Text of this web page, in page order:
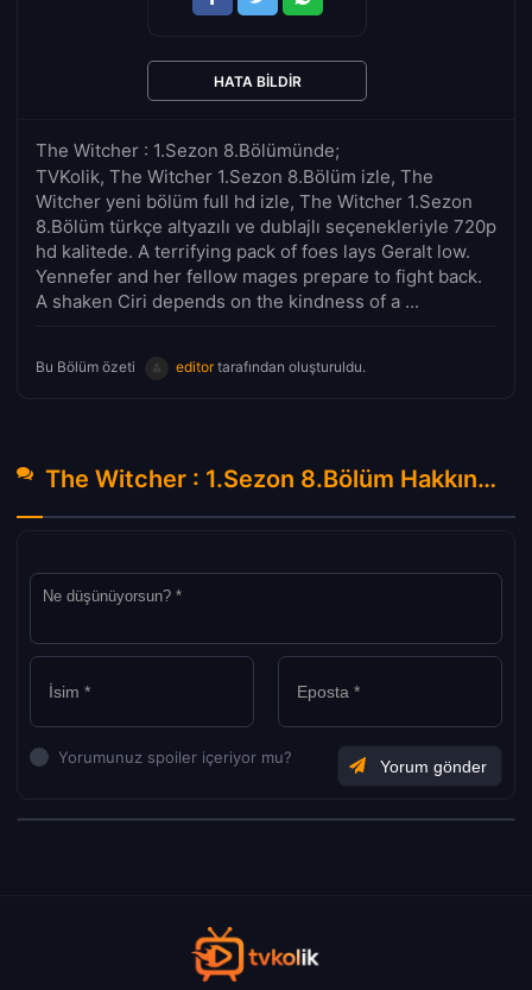
The Witcher : 1.Sezon 8.Bölümünde;
TVKolik, The Witcher 1.Sezon 8.Bölüm izle, The
Witcher yeni bölüm full hd izle, The Witcher 1.Sezon
8.Bölüm türkçe altyazılı ve dublajlı seçenekleriyle 720p
hd kalitede. A terrifying pack of foes lays Geralt low.
Yennefer and her fellow mages prepare to fight back.
A shaken Ciri depends on the kindness of a ...
Bu Bölüm özeti editortarafından oluşturuldu.
HATA BILDIR
The Witcher : 1.Sezon 8.Bölüm Hakkında Yorumlar
Yorumunuz spoiler içeriyor mu?